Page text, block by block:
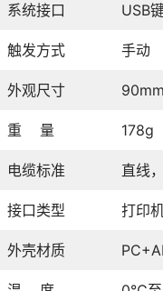
系统接口 USB
触发方式 手动
外观尺寸
重 量 178g
电缆标准 直线
接口类型 打印
外壳材质